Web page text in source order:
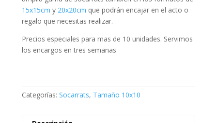
15x15cm y 20x20cm que podrán encajar en el acto o
regalo que necesitas realizar.
Precios especiales para mas de 10 unidades. Servimos
los encargos en tres semanas
Categorías: Socarrats, Tamaño 10x10